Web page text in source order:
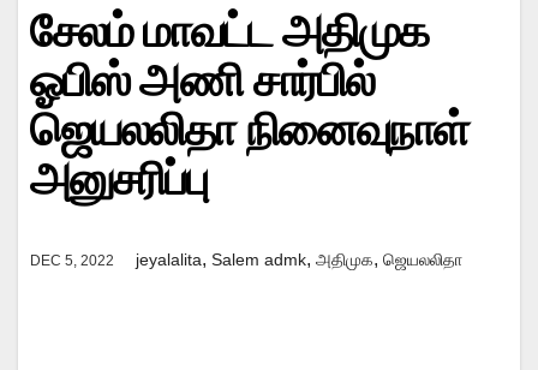
சேலம் மாவட்ட அதிமுக
ஓபிஸ் அணி சார்பில்
ஜெயலலிதா நினைவுநாள்
அனுசரிப்பு
DEC 5, 2022 jeyalalita, Salem admk, அதிமுக, ஜெயலலிதா